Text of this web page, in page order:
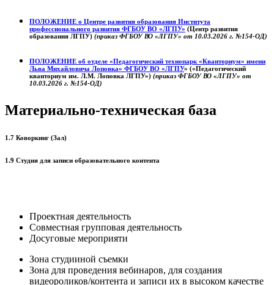
ПОЛОЖЕНИЕ о Центре развития образования Института
профессионального развития ФГБОУ ВО «ЛГПУ» (Центр развития
образования ЛГПУ) (приказ ФГБОУ ВО «ЛГПУ» от 10.03.2026 г. №154-ОД)
ПОЛОЖЕНИЕ об отделе «Педагогический технопарк «Кванториум» имени
Льва Михайловича Лоповка» ФГБОУ ВО «ЛГПУ» («Педагогический
кванториум им. Л.М. Лоповка ЛГПУ») (приказ ФГБОУ ВО «ЛГПУ» от
10.03.2026 г. №154-ОД)
Материально-техническая база
1.7 Коворкинг (Зал)
1.9 Студия для записи образовательного контента
Проектная деятельность
Совместная групповая деятельность
Досуговые мероприяти
Зона студииной съемки
Зона для проведения вебинаров, для создания
видеороликов/контента и записи их в высоком качестве